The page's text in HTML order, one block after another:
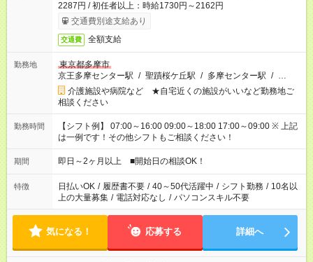
2287円 / 初任者以上：時給1730円～2162円
交通費別途支給あり
交通費 全額支給
勤務地
東京都多摩市
京王多摩センター駅 / 聖蹟桜ケ丘駅 / 多摩センター駅 / …
介護施設や病院など ★自宅近くの施設がいいなど勤務地ご
相談ください
勤務時間
【シフト例】 07:00～16:00 09:00～18:00 17:00～09:00 ※ 上記
は一例です！その他シフトもご相談ください！
期間 即日～2ヶ月以上 ■開始日の相談OK！
特徴 日払いOK / 履歴書不要 / 40～50代活躍中 / シフト勤務 / 10名以
上の大量募集 / 電話対応なし / パソコンスキル不要
気になる！ 応募する 詳細へ